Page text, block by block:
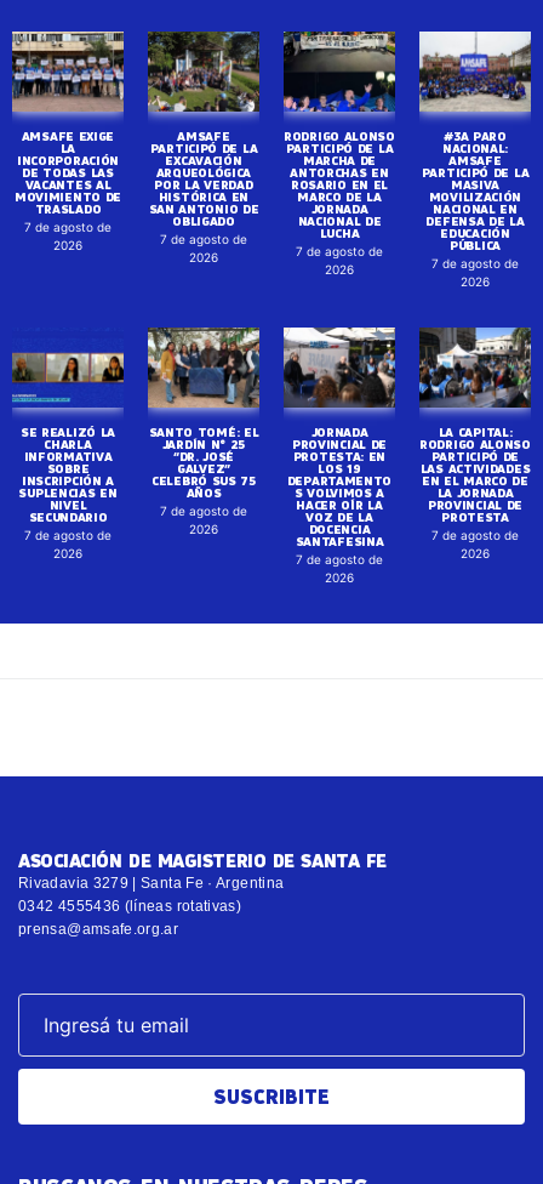
AMSAFE EXIGE
LA
INCORPORACIÓN
DE TODAS LAS
VACANTES AL
MOVIMIENTO DE
TRASLADO
7 de agosto de
2026
AMSAFE
PARTICIPÓ DE LA
EXCAVACIÓN
ARQUEOLÓGICA
POR LA VERDAD
HISTÓRICA EN
SAN ANTONIO DE
OBLIGADO
7 de agosto de
2026
RODRIGO ALONSO
PARTICIPÓ DE LA
MARCHA DE
ANTORCHAS EN
ROSARIO EN EL
MARCO DE LA
JORNADA
NACIONAL DE
LUCHA
7 de agosto de
2026
#3A PARO
NACIONAL:
AMSAFE
PARTICIPÓ DE LA
MASIVA
MOVILIZACIÓN
NACIONAL EN
DEFENSA DE LA
EDUCACIÓN
PÚBLICA
7 de agosto de
2026
SE REALIZÓ LA
CHARLA
INFORMATIVA
SOBRE
INSCRIPCIÓN A
SUPLENCIAS EN
NIVEL
SECUNDARIO
7 de agosto de
2026
SANTO TOMÉ: EL
JARDÍN N° 25
“DR. JOSÉ
GALVEZ”
CELEBRÓ SUS 75
AÑOS
7 de agosto de
2026
JORNADA
PROVINCIAL DE
PROTESTA: EN
LOS 19
DEPARTAMENTO
S VOLVIMOS A
HACER OÍR LA
VOZ DE LA
DOCENCIA
SANTAFESINA
7 de agosto de
2026
LA CAPITAL:
RODRIGO ALONSO
PARTICIPÓ DE
LAS ACTIVIDADES
EN EL MARCO DE
LA JORNADA
PROVINCIAL DE
PROTESTA
7 de agosto de
2026
ASOCIACIÓN DE MAGISTERIO DE SANTA FE
Rivadavia 3279 | Santa Fe · Argentina
0342 4555436 (líneas rotativas)
prensa@amsafe.org.ar
SUSCRIBITE